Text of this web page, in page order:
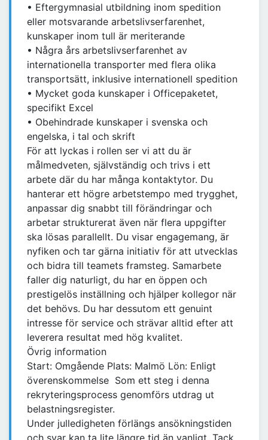
• Eftergymnasial utbildning inom spedition
eller motsvarande arbetslivserfarenhet,
kunskaper inom tull är meriterande
• Några års arbetslivserfarenhet av
internationella transporter med flera olika
transportsätt, inklusive internationell spedition
• Mycket goda kunskaper i Officepaketet,
specifikt Excel
• Obehindrade kunskaper i svenska och
engelska, i tal och skrift
För att lyckas i rollen ser vi att du är
målmedveten, självständig och trivs i ett
arbete där du har många kontaktytor. Du
hanterar ett högre arbetstempo med trygghet,
anpassar dig snabbt till förändringar och
arbetar strukturerat även när flera uppgifter
ska lösas parallellt. Du visar engagemang, är
nyfiken och tar gärna initiativ för att utvecklas
och bidra till teamets framsteg. Samarbete
faller dig naturligt, du har en öppen och
prestigelös inställning och hjälper kollegor när
det behövs. Du har dessutom ett genuint
intresse för service och strävar alltid efter att
leverera resultat med hög kvalitet.
Övrig information
Start: Omgående Plats: Malmö Lön: Enligt
överenskommelse Som ett steg i denna
rekryteringsprocess genomförs utdrag ut
belastningsregister.
Under julledigheten förlängs ansökningstiden